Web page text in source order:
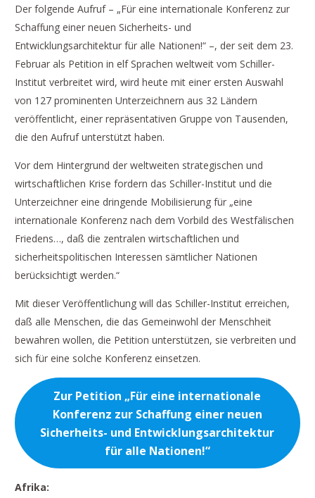
Der folgende Aufruf – „Für eine internationale Konferenz zur
Schaffung einer neuen Sicherheits- und
Entwicklungsarchitektur für alle Nationen!“ –, der seit dem 23.
Februar als Petition in elf Sprachen weltweit vom Schiller-
Institut verbreitet wird, wird heute mit einer ersten Auswahl
von 127 prominenten Unterzeichnern aus 32 Ländern
veröffentlicht, einer repräsentativen Gruppe von Tausenden,
die den Aufruf unterstützt haben.
Vor dem Hintergrund der weltweiten strategischen und
wirtschaftlichen Krise fordern das Schiller-Institut und die
Unterzeichner eine dringende Mobilisierung für „eine
internationale Konferenz nach dem Vorbild des Westfälischen
Friedens…, daß die zentralen wirtschaftlichen und
sicherheitspolitischen Interessen sämtlicher Nationen
berücksichtigt werden.“
Mit dieser Veröffentlichung will das Schiller-Institut erreichen,
daß alle Menschen, die das Gemeinwohl der Menschheit
bewahren wollen, die Petition unterstützen, sie verbreiten und
sich für eine solche Konferenz einsetzen.
Zur Petition „Für eine internationale
Konferenz zur Schaffung einer neuen
Sicherheits- und Entwicklungsarchitektur
für alle Nationen!“
Afrika: